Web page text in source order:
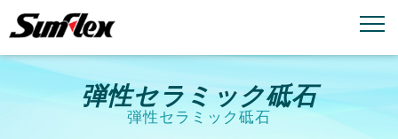
emailお問い合わせ
弾性セラミック砥石
弾性セラミック砥石